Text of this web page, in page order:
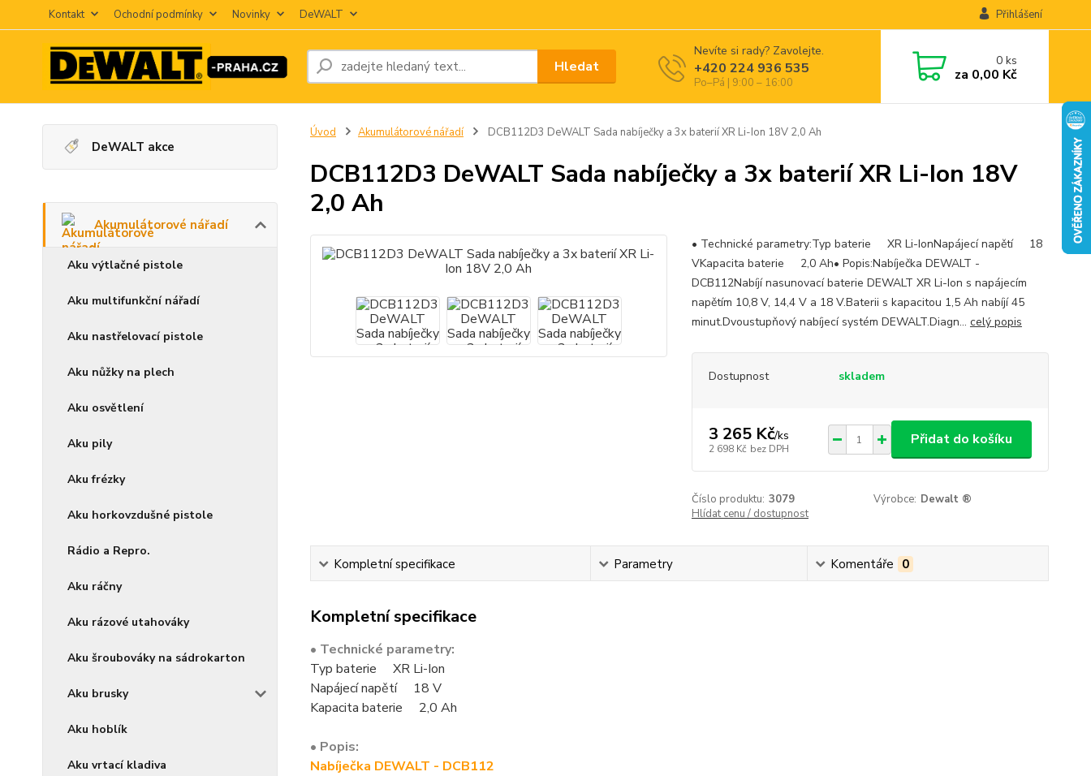
Kontakt Ochodní podmínky Novinky DeWALT Přihlášení
Hledat
Nevíte si rady? Zavolejte.
+420 224 936 535
Po–Pá | 9:00 – 16:00
0ks
za 0,00 Kč
DeWALT akce
Akumulátorové nářadí
Aku výtlačné pistole
Aku multifunkční nářadí
Aku nastřelovací pistole
Aku nůžky na plech
Aku osvětlení
Aku pily
Aku frézky
Aku horkovzdušné pistole
Rádio a Repro.
Aku ráčny
Aku rázové utahováky
Aku šroubováky na sádrokarton
Aku brusky
Aku hoblík
Aku vrtací kladiva
Úvod Akumulátorové nářadí DCB112D3 DeWALT Sada nabíječky a 3x baterií XR Li-Ion 18V 2,0 Ah
DCB112D3 DeWALT Sada nabíječky a 3x baterií XR Li-Ion 18V
2,0 Ah
• Technické parametry:Typ baterie XR Li-IonNapájecí napětí 18
VKapacita baterie 2,0 Ah• Popis:Nabíječka DEWALT -
DCB112Nabíjí nasunovací baterie DEWALT XR Li-Ion s napájecím
napětím 10,8 V, 14,4 V a 18 V.Baterii s kapacitou 1,5 Ah nabíjí 45
minut.Dvoustupňový nabíjecí systém DEWALT.Diagn... celý popis
Dostupnost skladem
3 265 Kč/ks
2 698 Kč bez DPH
Přidat do košíku
Číslo produktu: 3079 Výrobce: Dewalt ®
Hlídat cenu / dostupnost
Kompletní specifikace Parametry Komentáře 0
Kompletní specifikace
• Technické parametry:
Typ baterie XR Li-Ion
Napájecí napětí 18 V
Kapacita baterie 2,0 Ah
• Popis:
Nabíječka DEWALT - DCB112